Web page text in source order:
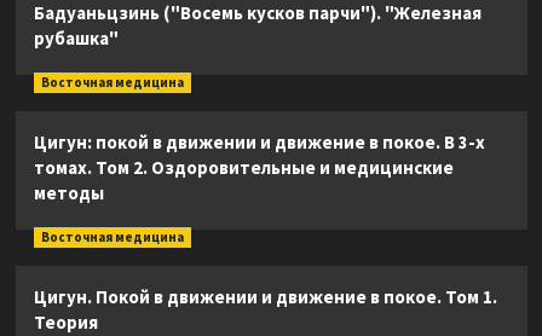
Бадуаньцзинь ("Восемь кусков парчи"). "Железная
рубашка"
Восточная медицина
Цигун: покой в движении и движение в покое. В 3-х
томах. Том 2. Оздоровительные и медицинские
методы
Восточная медицина
Цигун. Покой в движении и движение в покое. Том 1.
Теория